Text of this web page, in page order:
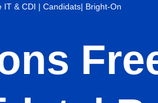
IT & CDI | Candidats| Bright-On